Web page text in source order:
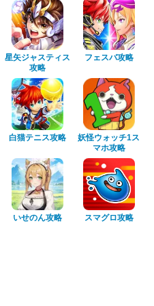
星矢ジャスティス
攻略
フェスバ攻略
白猫テニス攻略
妖怪ウォッチ1ス
マホ攻略
いせのん攻略 スマグロ攻略